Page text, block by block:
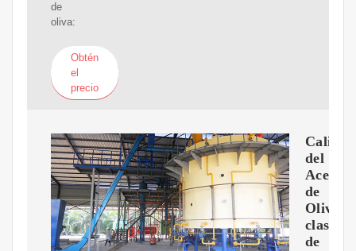
de
oliva:
Obtén
el
precio
Calidad
del
Aceite
de
Oliva,
de